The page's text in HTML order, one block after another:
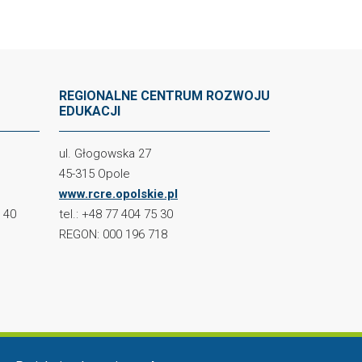
40
REGIONALNE CENTRUM ROZWOJU
EDUKACJI
ul. Głogowska 27
45-315 Opole
www.rcre.opolskie.pl
tel.: +48 77 404 75 30
REGON: 000 196 718